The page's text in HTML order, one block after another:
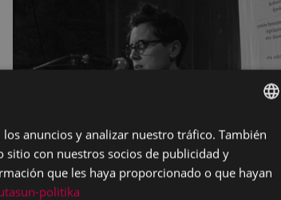
BASQUE
anuncios y analizar nuestro tráfico. También
con nuestros socios de publicidad y
que les haya proporcionado o que hayan
politika